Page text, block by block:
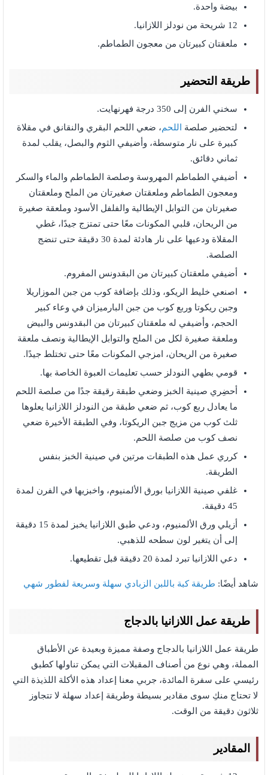
بيضة واحدة.
12 شريحة من نودلز اللازانيا.
ملعقتان كبيرتان من معجون الطماطم.
طريقة التحضير
سخني الفرن إلى 350 درجة فهرنهايت.
لتحضير صلصة
اللحم، ضعي اللحم البقري والنقانق في مقلاة
كبيرة على نار متوسطة، وأضيفي الثوم والبصل، يقلب لمدة
ثماني دقائق.
أضيفي الطماطم المهروسة وصلصة الطماطم والماء والسكر
ومعجون الطماطم وملعقتان صغيرتان من الملح وملعقتان
صغيرتان من التوابل الإيطالية والفلفل الأسود وملعقة صغيرة
من الريحان، قلبي المكونات معًا حتى تمتزج جيدًا، غطي
المقلاة ودعيها على نار هادئة لمدة 30 دقيقة حتى تنضج
الصلصة.
أضيفي ملعقتان كبيرتان من البقدونس المفروم.
اصنعي خليط الريكو، وذلك بإضافة كوب من جبن الموزاريلا
وجبن ريكوتا وربع كوب من جبن البارميزان في وعاء كبير
الحجم، وأضيفي له ملعقتان كبيرتان من البقدونس والبيض
وملعقة صغيرة لكل من الملح والتوابل الإيطالية ونصف ملعقة
صغيرة من الريحان، امزجي المكونات معًا حتى تختلط جيدًا.
قومي بطهي النودلز حسب تعليمات العبوة الخاصة بها.
أحضِري صينية الخبز وضعي طبقة رقيقة جدًا من صلصة اللحم
ما يعادل ربع كوب، ثم ضعي طبقة من النودلز اللازانيا يعلوها
ثلث كوب من مزيج جبن الريكوتا، وفي الطبقة الأخيرة ضعي
نصف كوب من صلصة اللحم.
كرري عمل هذه الطبقات مرتين في صينية الخبز بنفس
الطريقة.
غلفي صينية اللازانيا بورق الألمنيوم، واخبزيها في الفرن لمدة
45 دقيقة.
أزيلي ورق الألمنيوم، ودعي طبق اللازانيا يخبز لمدة 15 دقيقة
إلى أن يتغير لون سطحه للذهبي.
دعي اللازانيا تبرد لمدة 20 دقيقة قبل تقطيعها.
شاهد أيضًا: طريقة كبة باللبن الزبادي سهلة وسريعة لفطور شهي
طريقة عمل اللازانيا بالدجاج
طريقة عمل اللازانيا بالدجاج وصفة مميزة وبعيدة عن الأطباق
المملة، وهي نوع من أصناف المقبلات التي يمكن تناولها كطبق
رئيسي على سفرة المائدة، جربي معنا إعداد هذه الأكلة اللذيذة التي
لا تحتاج منكِ سوى مقادير بسيطة وطريقة إعداد سهلة لا تتجاوز
ثلاثون دقيقة من الوقت.
المقادير